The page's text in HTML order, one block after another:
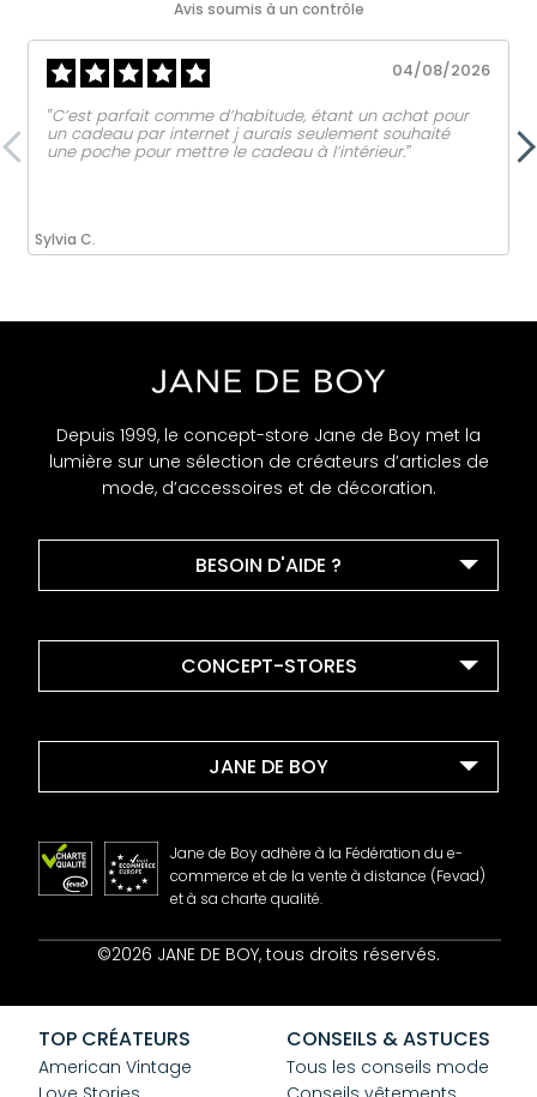
Avis soumis à un contrôle
Sylvia C.
04/08/2026
‟C’est parfait comme d’habitude, étant un achat pour
un cadeau par internet j aurais seulement souhaité
une poche pour mettre le cadeau à l’intérieur.ˮ
Depuis 1999, le concept-store Jane de Boy met la
lumière sur une sélection de créateurs d’articles de
mode, d’accessoires et de décoration.
BESOIN D'AIDE ?
CONCEPT-STORES
JANE DE BOY
Contact
CGV
Confidentialité
Cookies
Jane de Boy adhère à la Fédération du e-
commerce et de la vente à distance (Fevad)
et à sa charte qualité.
©2026 JANE DE BOY, tous droits réservés.
TOP CRÉATEURS
American Vintage
CONSEILS & ASTUCES
Tous les conseils mode